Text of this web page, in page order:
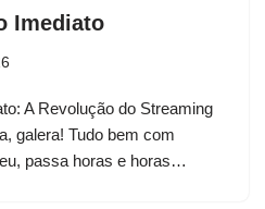
Imediato
A Revolução do Streaming
galera! Tudo bem com
passa horas e horas…